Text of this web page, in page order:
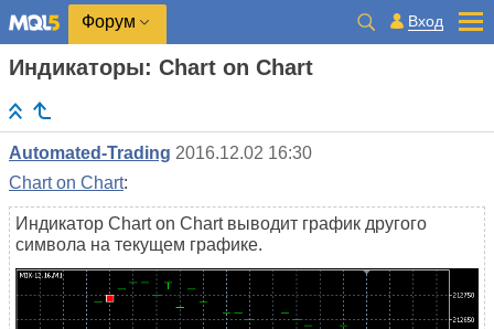
Форум Вход
Индикаторы: Chart on Chart
Automated-Trading 2016.12.02 16:30
Chart on Chart:
Индикатор Chart on Chart выводит график другого
символа на текущем графике.